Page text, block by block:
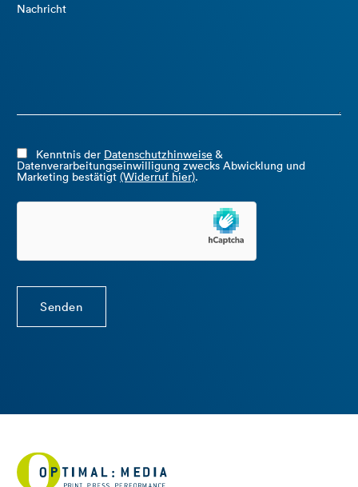
Nachricht
Kenntnis der Datenschutzhinweise &
Datenverarbeitungseinwilligung zwecks Abwicklung und
Marketing bestätigt (Widerruf hier).